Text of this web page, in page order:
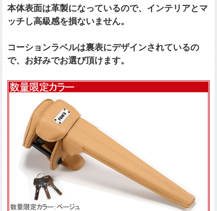
本体表面は革製になっているので、インテリアとマ
ッチし高級感を損ないません。
コーションラベルは裏表にデザインされているの
で、お好みでお選び頂けます。